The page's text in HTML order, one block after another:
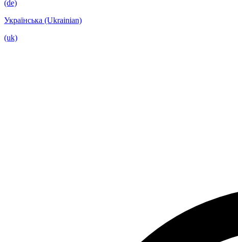
(de)
Українська (Ukrainian)
(uk)